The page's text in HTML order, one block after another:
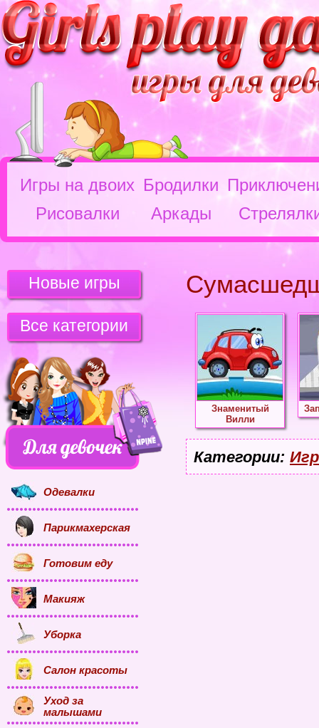
Игры на двоих Бродилки
Рисовалки
Аркады
Знаменитый
Вилли
Категории:
Новые игры
Все категории
Одевалки
Парикмахерская
Готовим еду
Макияж
Уборка
Салон красоты
Уход за
малышами